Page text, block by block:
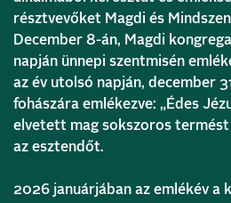
résztvevőket Magdi és
December 8-án, Magdi
napján ünnepi szentmisén
az év utolsó napján, december
fohászára emlékezve: „Édes
elvetett mag sokszoros termést
az esztendőt.
2026 januárjában az emlékév a